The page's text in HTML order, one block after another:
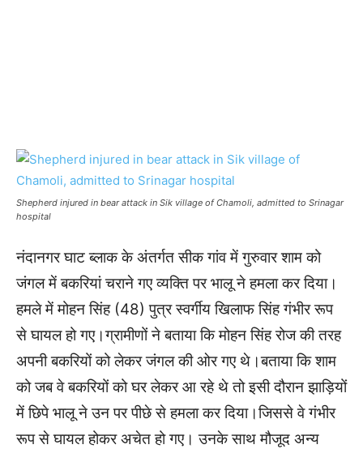
Shepherd injured in bear attack in Sik village of Chamoli, admitted to Srinagar
hospital
नंदानगर घाट ब्लाक के अंतर्गत सीक गांव में गुरुवार शाम को
जंगल में बकरियां चराने गए व्यक्ति पर भालू ने हमला कर दिया।
हमले में मोहन सिंह (48) पुत्र स्वर्गीय खिलाफ सिंह गंभीर रूप
से घायल हो गए।ग्रामीणों ने बताया कि मोहन सिंह रोज की तरह
अपनी बकरियों को लेकर जंगल की ओर गए थे।बताया कि शाम
को जब वे बकरियों को घर लेकर आ रहे थे तो इसी दौरान झाड़ियों
में छिपे भालू ने उन पर पीछे से हमला कर दिया।जिससे वे गंभीर
रूप से घायल होकर अचेत हो गए। उनके साथ मौजूद अन्य